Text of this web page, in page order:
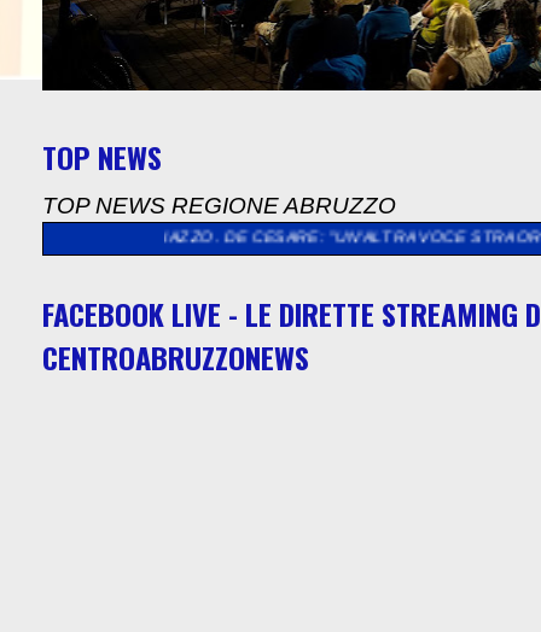
TOP NEWS
TOP NEWS REGIONE ABRUZZO
DE CESARE: "UN'ALTRA VOCE STRAORDINARIA PER
FACEBOOK LIVE - LE DIRETTE STREAMING
CENTROABRUZZONEWS